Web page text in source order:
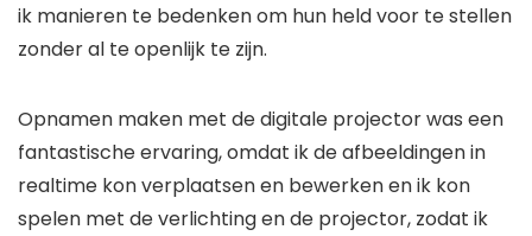
ik manieren te bedenken om hun held voor te stellen
zonder al te openlijk te zijn.
Opnamen maken met de digitale projector was een
fantastische ervaring, omdat ik de afbeeldingen in
realtime kon verplaatsen en bewerken en ik kon
spelen met de verlichting en de projector, zodat ik